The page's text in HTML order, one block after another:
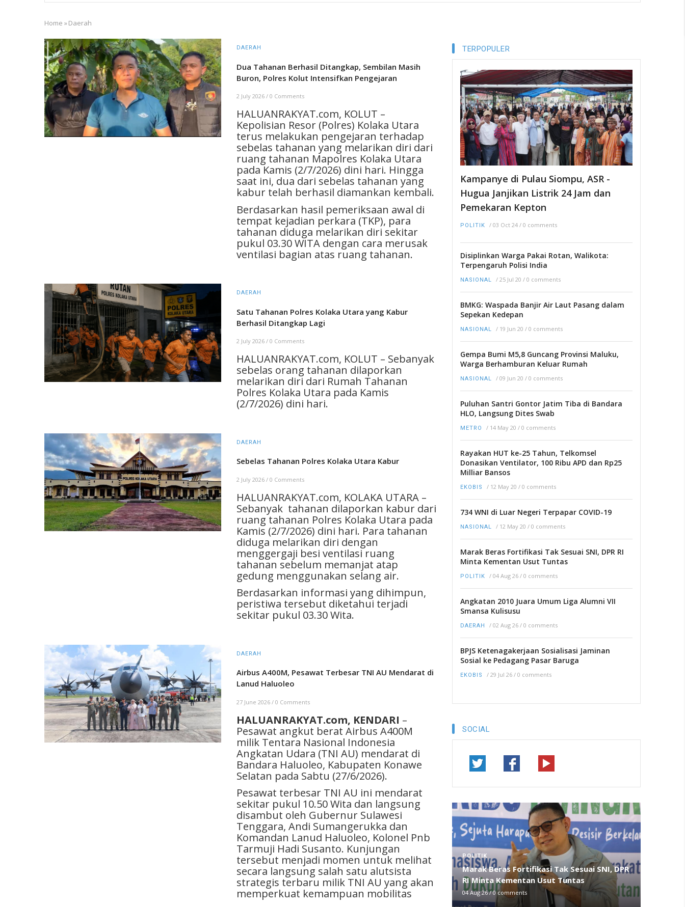
Breadcrumb
Home »Daerah
DAERAH
Dua Tahanan Berhasil Ditangkap, Sembilan Masih
Buron, Polres Kolut Intensifkan Pengejaran
2 July 2026 / 0 Comments
HALUANRAKYAT.com, KOLUT –
Kepolisian Resor (Polres) Kolaka Utara
terus melakukan pengejaran terhadap
sebelas tahanan yang melarikan diri dari
ruang tahanan Mapolres Kolaka Utara
pada Kamis (2/7/2026) dini hari. Hingga
saat ini, dua dari sebelas tahanan yang
kabur telah berhasil diamankan kembali.
Berdasarkan hasil pemeriksaan awal di
tempat kejadian perkara (TKP), para
tahanan diduga melarikan diri sekitar
pukul 03.30 WITA dengan cara merusak
ventilasi bagian atas ruang tahanan.
DAERAH
Satu Tahanan Polres Kolaka Utara yang Kabur
Berhasil Ditangkap Lagi
2 July 2026 / 0 Comments
HALUANRAKYAT.com, KOLUT – Sebanyak
sebelas orang tahanan dilaporkan
melarikan diri dari Rumah Tahanan
Polres Kolaka Utara pada Kamis
(2/7/2026) dini hari.
DAERAH
Sebelas Tahanan Polres Kolaka Utara Kabur
2 July 2026 / 0 Comments
HALUANRAKYAT.com, KOLAKA UTARA –
Sebanyak tahanan dilaporkan kabur dari
ruang tahanan Polres Kolaka Utara pada
Kamis (2/7/2026) dini hari. Para tahanan
diduga melarikan diri dengan
menggergaji besi ventilasi ruang
tahanan sebelum memanjat atap
gedung menggunakan selang air.
Berdasarkan informasi yang dihimpun,
peristiwa tersebut diketahui terjadi
sekitar pukul 03.30 Wita.
DAERAH
Airbus A400M, Pesawat Terbesar TNI AU Mendarat di
Lanud Haluoleo
27 June 2026 / 0 Comments
HALUANRAKYAT.com, KENDARI –
Pesawat angkut berat Airbus A400M
milik Tentara Nasional Indonesia
Angkatan Udara (TNI AU) mendarat di
Bandara Haluoleo, Kabupaten Konawe
Selatan pada Sabtu (27/6/2026).
Pesawat terbesar TNI AU ini mendarat
sekitar pukul 10.50 Wita dan langsung
disambut oleh Gubernur Sulawesi
Tenggara, Andi Sumangerukka dan
Komandan Lanud Haluoleo, Kolonel Pnb
Tarmuji Hadi Susanto. Kunjungan
tersebut menjadi momen untuk melihat
secara langsung salah satu alutsista
strategis terbaru milik TNI AU yang akan
memperkuat kemampuan mobilitas
TERPOPULER
Kampanye di Pulau Siompu, ASR -
Hugua Janjikan Listrik 24 Jam dan
Pemekaran Kepton
POLITIK / 03 Oct 24 / 0 comments
Disiplinkan Warga Pakai Rotan, Walikota:
Terpengaruh Polisi India
NASIONAL / 25 Jul 20 / 0 comments
BMKG: Waspada Banjir Air Laut Pasang dalam
Sepekan Kedepan
NASIONAL / 19 Jun 20 / 0 comments
Gempa Bumi M5,8 Guncang Provinsi Maluku,
Warga Berhamburan Keluar Rumah
NASIONAL / 09 Jun 20 / 0 comments
Puluhan Santri Gontor Jatim Tiba di Bandara
HLO, Langsung Dites Swab
METRO / 14 May 20 / 0 comments
Rayakan HUT ke-25 Tahun, Telkomsel
Donasikan Ventilator, 100 Ribu APD dan Rp25
Milliar Bansos
EKOBIS / 12 May 20 / 0 comments
734 WNI di Luar Negeri Terpapar COVID-19
NASIONAL / 12 May 20 / 0 comments
Marak Beras Fortifikasi Tak Sesuai SNI, DPR RI
Minta Kementan Usut Tuntas
POLITIK / 04 Aug 26 / 0 comments
Angkatan 2010 Juara Umum Liga Alumni VII
Smansa Kulisusu
DAERAH / 02 Aug 26 / 0 comments
BPJS Ketenagakerjaan Sosialisasi Jaminan
Sosial ke Pedagang Pasar Baruga
EKOBIS / 29 Jul 26 / 0 comments
SOCIAL
POLITIK
Marak Beras Fortifikasi Tak Sesuai SNI, DPR
RI Minta Kementan Usut Tuntas
04 Aug 26/0 comments